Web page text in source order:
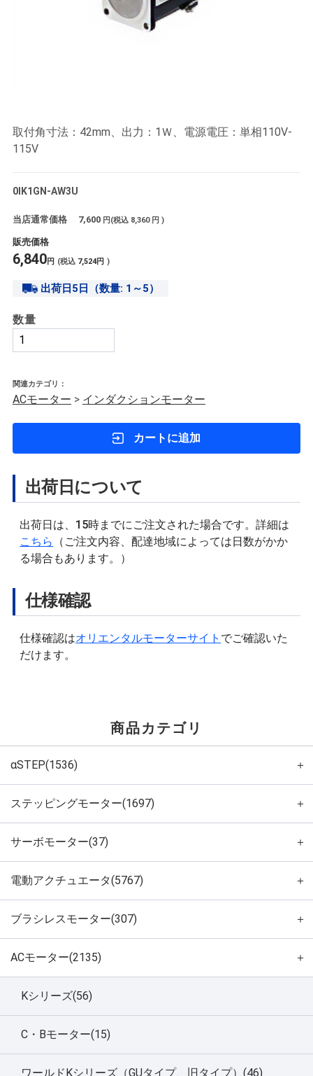
取付角寸法：42mm、出力：1Ｗ、電源電圧：単相110V-
115V
0IK1GN-AW3U
当店通常価格 7,600 円(税込 8,360 円 )
販売価格
6,840円 (税込 7,524円 )
出荷日5日（数量: 1～5）
数量
関連カテゴリ：
ACモーター > インダクションモーター
カートに追加
出荷日について
出荷日は、15時までにご注文された場合です。詳細は
こちら
（ご注文内容、配達地域によっては日数がかか
る場合もあります。）
仕様確認
仕様確認はオリエンタルモーターサイト でご確認いた
だけます。
商品カテゴリ
αSTEP(1536) ＋
ステッピングモーター(1697) ＋
サーボモーター(37) ＋
電動アクチュエータ(5767) ＋
ブラシレスモーター(307) ＋
ACモーター(2135) ＋
Kシリーズ(56)
C・Bモーター(15)
ワールドKシリーズ（GUタイプ、旧タイプ）(46)